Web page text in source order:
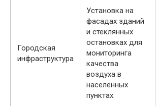
Городская
инфраструктура
Установка на
фасадах зданий
и стеклянных
остановках для
мониторинга
качества
воздуха в
населённых
пунктах.